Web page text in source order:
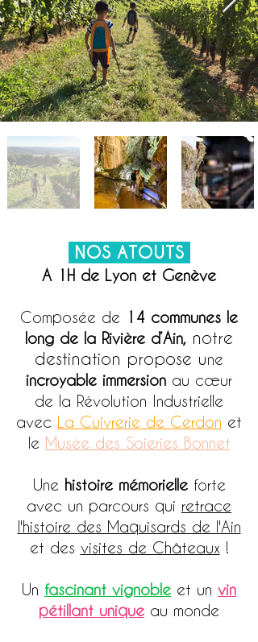
NOS ATOUTS
A 1H de L yon et Genève
Composée de 14 communes le
long de la Rivière d’Ain, notre
destination propose une
incroyable immersion au cœur
de la Révolution Industrielle
avec La Cuivrerie de Cerdon et
le Musée des Soieries Bonnet
Une histoire mémorielleforte
avec un parcours qui retrace
l'histoire des Maquisards de l'Ain
et des visites de Châteaux !
Un fascinant vignoble et un vin
pétillant unique au monde